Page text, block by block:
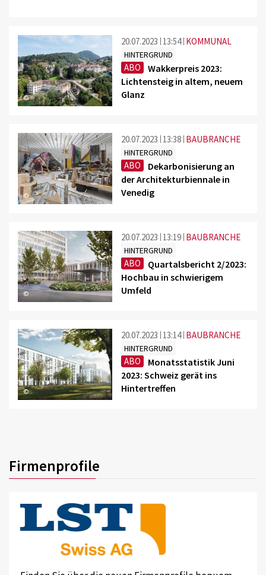
©
20.07.2023 13:54 KOMMUNAL
HINTERGRUND
ABO
Wakkerpreis 2023:
Lichtensteig in altem, neuem
Glanz
©
20.07.2023 13:38 BAUBRANCHE
HINTERGRUND
ABO
Dekarbonisierung an
der Architekturbiennale in
Venedig
©
20.07.2023 13:19 BAUBRANCHE
HINTERGRUND
ABO
Quartalsbericht 2/2023:
Hochbau in schwierigem
Umfeld
©
20.07.2023 13:14 BAUBRANCHE
HINTERGRUND
ABO
Monatsstatistik Juni
2023: Schweiz gerät ins
Hintertreffen
Firmenprofile